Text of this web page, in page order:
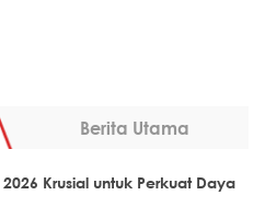
Berita Utama
2026 Krusial untuk Perkuat Daya